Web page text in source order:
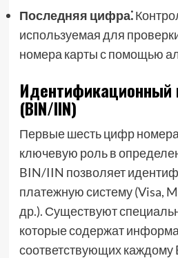
Последняя цифра⁚
используемая для
номера карты с помощью
Идентификационный
(BIN/IIN)
Первые шесть цифр
ключевую роль в
BIN/IIN позволяет
платежную систему (Visa,
др.). Существуют
которые содержат
соответствующих каждому